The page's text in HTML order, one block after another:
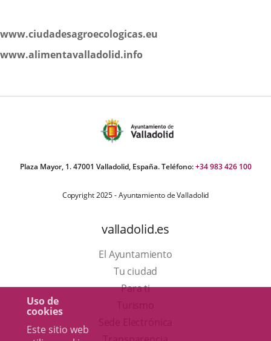
Uso de
cookies
Este sitio web
www.ciudadesagroecologicas.eu
www.alimentavalladolid.info
Plaza Mayor, 1. 47001 Valladolid, España. Teléfono:+34 983 426 100
Copyright 2025 - Ayuntamiento de Valladolid
valladolid.es
El Ayuntamiento
Tu ciudad
Para ti